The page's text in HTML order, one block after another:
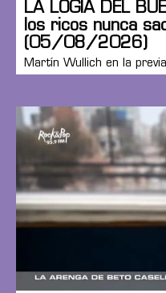
LA LOGIA DEL
los ricos nunca
(05/08/2026)
Martín Wullich en la